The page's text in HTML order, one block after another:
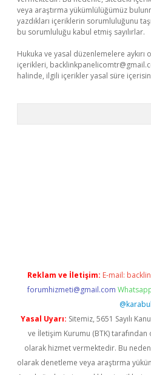
veya araştırma yükümlülüğümüz
yazdıkları içeriklerin sorumluluğunu
bu sorumluluğu kabul etmiş sayılırlar.
Hukuka ve yasal düzenlemelere
içerikleri,
halinde, ilgili içerikler yasal süre
Reklam ve İletişim: E-mail:
forumhizmeti@gmail.com
@karabul
Yasal Uyarı: Sitemiz, 5651 Sayılı
ve İletişim Kurumu (BTK) tarafından
olarak hizmet vermektedir. Bu
olarak denetleme veya araştırma